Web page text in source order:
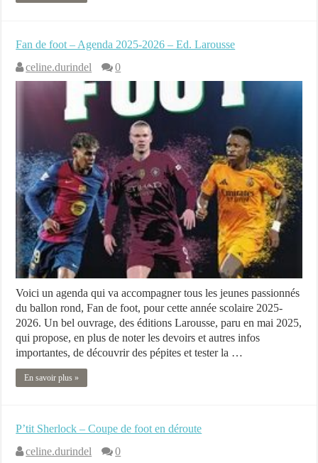
Fan de foot – Agenda 2025-2026 – Ed. Larousse
celine.durindel
0
Voici un agenda qui va accompagner tous les jeunes passionnés
du ballon rond, Fan de foot, pour cette année scolaire 2025-
2026. Un bel ouvrage, des éditions Larousse, paru en mai 2025,
qui propose, en plus de noter les devoirs et autres infos
importantes, de découvrir des pépites et tester la …
En savoir plus »
P’tit Sherlock – Coupe de foot en déroute
celine.durindel
0